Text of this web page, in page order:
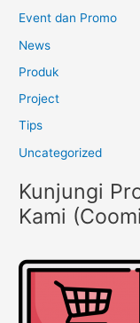
Event dan Promo
News
Produk
Project
Tips
Uncategorized
Kunjungi
Kami